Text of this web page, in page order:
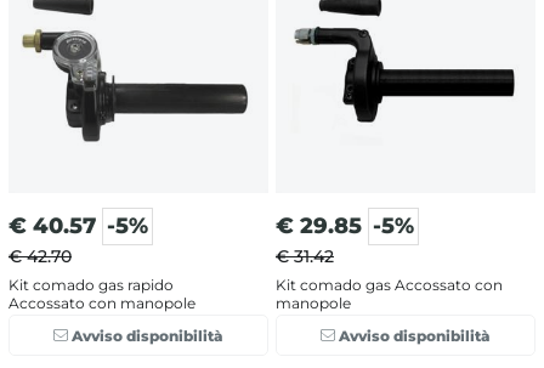
€ 40.57 -5%
€ 42.70
Kit comado gas rapido
Accossato con manopole
Avviso disponibilità
€ 29.85 -5%
€ 31.42
Kit comado gas Accossato con
manopole
Avviso disponibilità